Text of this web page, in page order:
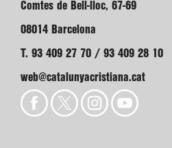
Comtes de Bell-lloc, 67-69
08014 Barcelona
T. 93 409 27 70 / 93 409 28 10
web@catalunyacristiana.cat